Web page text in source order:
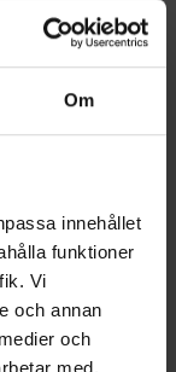
Om
innehållet
funktioner
Vi
och annan
och